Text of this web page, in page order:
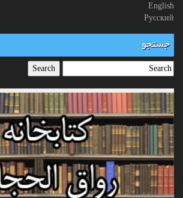
English
Русский
جستجو